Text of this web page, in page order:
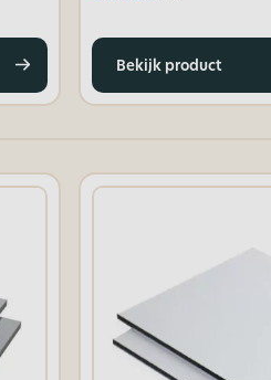
Bekijk product